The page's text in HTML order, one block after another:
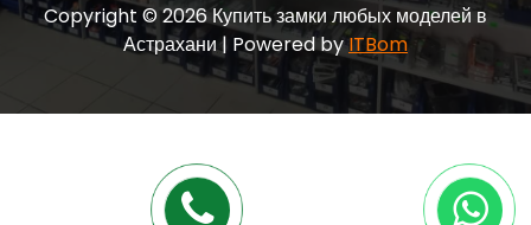
Copyright © 2026 Купить замки любых моделей в
Астрахани | Powered byITBom